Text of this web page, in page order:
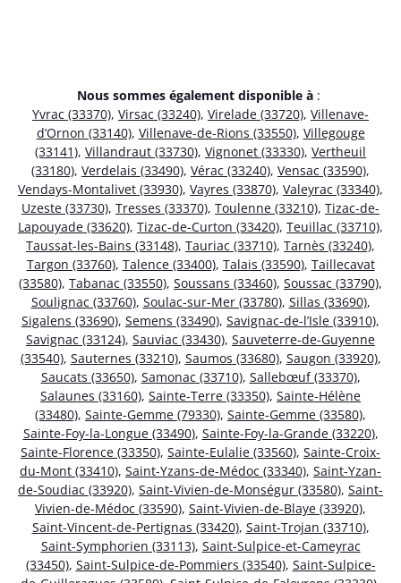
Nous sommes également disponible à :
Yvrac (33370), Virsac (33240), Virelade (33720), Villenave-
d’Ornon (33140), Villenave-de-Rions (33550), Villegouge
(33141), Villandraut (33730), Vignonet (33330), Vertheuil
(33180), Verdelais (33490), Vérac (33240), Vensac (33590),
Vendays-Montalivet (33930), Vayres (33870), Valeyrac (33340),
Uzeste (33730), Tresses (33370), Toulenne (33210), Tizac-de-
Lapouyade (33620), Tizac-de-Curton (33420), Teuillac (33710),
Taussat-les-Bains (33148), Tauriac (33710), Tarnès (33240),
Targon (33760), Talence (33400), Talais (33590), Taillecavat
(33580), Tabanac (33550), Soussans (33460), Soussac (33790),
Soulignac (33760), Soulac-sur-Mer (33780), Sillas (33690),
Sigalens (33690), Semens (33490), Savignac-de-l’Isle (33910),
Savignac (33124), Sauviac (33430), Sauveterre-de-Guyenne
(33540), Sauternes (33210), Saumos (33680), Saugon (33920),
Saucats (33650), Samonac (33710), Sallebœuf (33370),
Salaunes (33160), Sainte-Terre (33350), Sainte-Hélène
(33480), Sainte-Gemme (79330), Sainte-Gemme (33580),
Sainte-Foy-la-Longue (33490), Sainte-Foy-la-Grande (33220),
Sainte-Florence (33350), Sainte-Eulalie (33560), Sainte-Croix-
du-Mont (33410), Saint-Yzans-de-Médoc (33340), Saint-Yzan-
de-Soudiac (33920), Saint-Vivien-de-Monségur (33580), Saint-
Vivien-de-Médoc (33590), Saint-Vivien-de-Blaye (33920),
Saint-Vincent-de-Pertignas (33420), Saint-Trojan (33710),
Saint-Symphorien (33113), Saint-Sulpice-et-Cameyrac
(33450), Saint-Sulpice-de-Pommiers (33540), Saint-Sulpice-